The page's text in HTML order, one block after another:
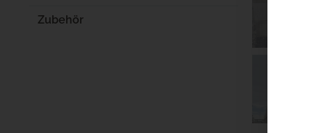
Zubehör